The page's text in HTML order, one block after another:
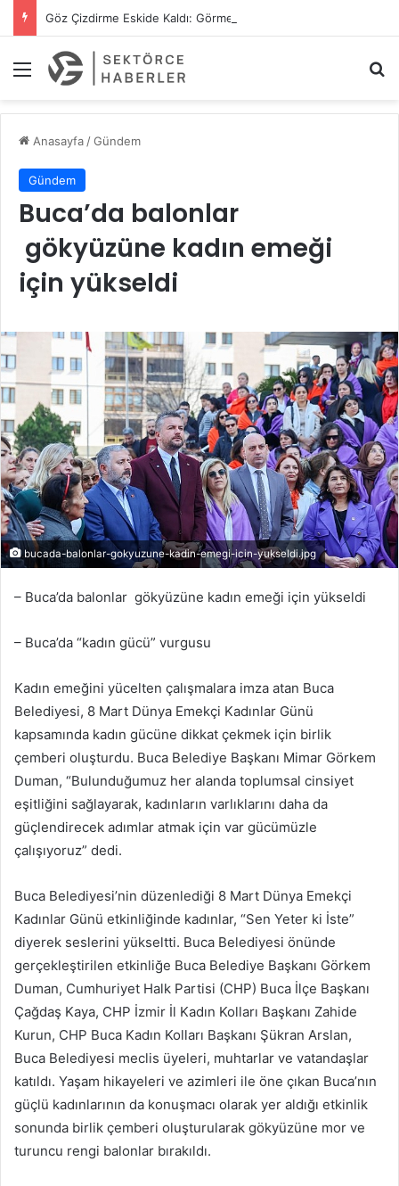
Menü
Anasayfa/Gündem
Gündem
Buca’da balonlar
gökyüzüne kadın emeği
için yükseldi
bucada-balonlar-gokyuzune-kadin-emegi-icin-yukseldi.jpg
– Buca’da balonlar gökyüzüne kadın emeği için yükseldi
– Buca’da “kadın gücü” vurgusu
Kadın emeğini yücelten çalışmalara imza atan Buca
Belediyesi, 8 Mart Dünya Emekçi Kadınlar Günü
kapsamında kadın gücüne dikkat çekmek için birlik
çemberi oluşturdu. Buca Belediye Başkanı Mimar Görkem
Duman, “Bulunduğumuz her alanda toplumsal cinsiyet
eşitliğini sağlayarak, kadınların varlıklarını daha da
güçlendirecek adımlar atmak için var gücümüzle
çalışıyoruz” dedi.
Buca Belediyesi’nin düzenlediği 8 Mart Dünya Emekçi
Kadınlar Günü etkinliğinde kadınlar, “Sen Yeter ki İste”
diyerek seslerini yükseltti. Buca Belediyesi önünde
gerçekleştirilen etkinliğe Buca Belediye Başkanı Görkem
Duman, Cumhuriyet Halk Partisi (CHP) Buca İlçe Başkanı
Çağdaş Kaya, CHP İzmir İl Kadın Kolları Başkanı Zahide
Kurun, CHP Buca Kadın Kolları Başkanı Şükran Arslan,
Buca Belediyesi meclis üyeleri, muhtarlar ve vatandaşlar
katıldı. Yaşam hikayeleri ve azimleri ile öne çıkan Buca’nın
güçlü kadınlarının da konuşmacı olarak yer aldığı etkinlik
sonunda birlik çemberi oluşturularak gökyüzüne mor ve
turuncu rengi balonlar bırakıldı.